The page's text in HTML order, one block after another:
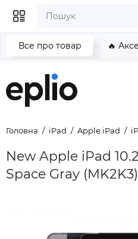
Головна iPad Apple iPad
New Apple iPad
Space Gray (MK2K3)
Все про товар 🔥